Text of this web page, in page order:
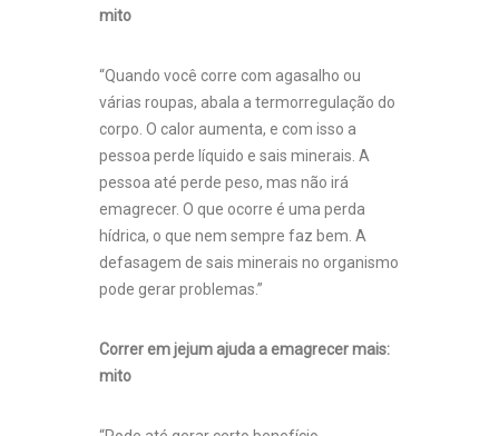
mito
“Quando você corre com agasalho ou
várias roupas, abala a termorregulação do
corpo. O calor aumenta, e com isso a
pessoa perde líquido e sais minerais. A
pessoa até perde peso, mas não irá
emagrecer. O que ocorre é uma perda
hídrica, o que nem sempre faz bem. A
defasagem de sais minerais no organismo
pode gerar problemas.”
Correr em jejum ajuda a emagrecer mais:
mito